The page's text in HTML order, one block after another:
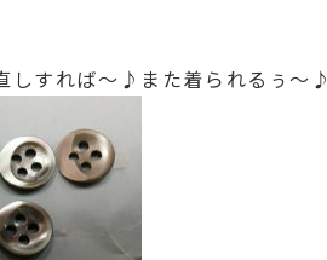
しすれば～♪また着られるぅ～♪